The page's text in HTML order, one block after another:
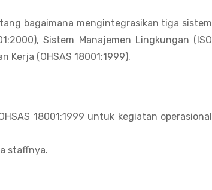
bagaimana mengintegrasikan tiga sistem
Sistem Manajemen Lingkungan (ISO
Kerja (OHSAS 18001:1999).
18001:1999 untuk kegiatan operasional
staffnya.